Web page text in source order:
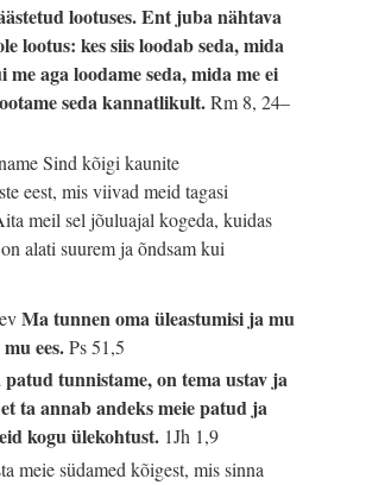
lootuses. Ent juba nähtava
lootus: kes siis loodab seda, mida
me aga loodame seda, mida me ei
seda kannatlikult.Rm 8, 24–
Sind kõigi kaunite
eest, mis viivad meid tagasi
meil sel jõuluajal kogeda, kuidas
alati suurem ja õndsam kui
Ma tunnen oma üleastumisi ja mu
ees.Ps 51,5
tunnistame, on tema ustav ja
ta annab andeks meie patud ja
kogu ülekohtust. 1Jh 1,9
meie südamed kõigest, mis sinna